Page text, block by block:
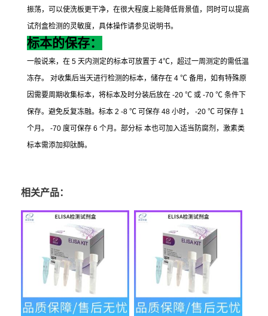
振荡，可以使洗板更干净，在很大程度上能降低背景值，同时可以提高
试剂盒检测的灵敏度，具体操作请参见说明书。
标本的保存：
一般说来，在 5 天内测定的标本可放置于 4℃，超过一周测定的需低温
冻存。
对收集后当天进行检测的标本，储存在 4 ℃ 备用，如有特殊原
因需要周期收集标本，将标本及时分装后放在 -20 ℃ 或 -70 ℃ 条件下
保存。避免反复冻融。标本 2 -8 ℃ 可保存 48 小时， -20 ℃ 可保存 1
个月。
-70 度可保存 6 个月。部分标 本也可加入适当防腐剂，激素类
标本需添加抑肽酶。
相关产品：